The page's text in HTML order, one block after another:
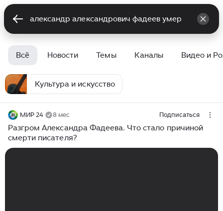
Всё Новости Темы Каналы Видео и
Культура и искусство
МИР 24 8 мес Подписаться
Разгром Александра Фадеева. Что стало причиной
смерти писателя?